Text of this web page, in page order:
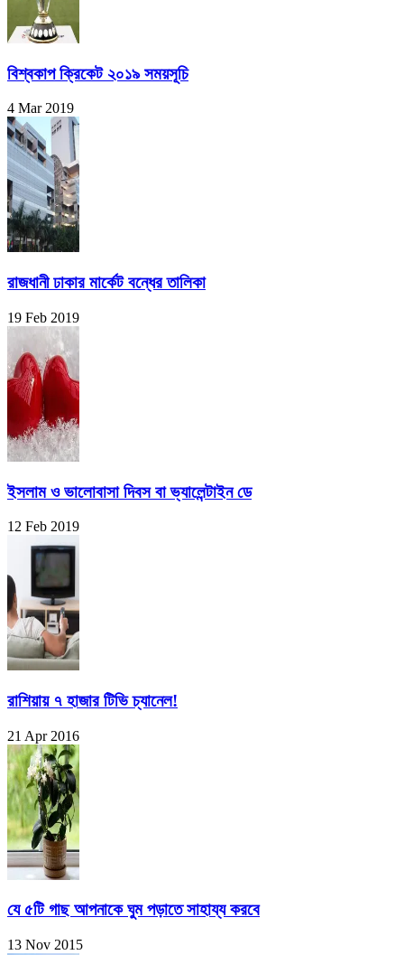
বিশ্বকাপ ক্রিকেট ২০১৯ সময়সূচি
4 Mar 2019
রাজধানী ঢাকার মার্কেট বন্ধের তালিকা
19 Feb 2019
ইসলাম ও ভালোবাসা দিবস বা ভ্যালেন্টাইন ডে
12 Feb 2019
রাশিয়ায় ৭ হাজার টিভি চ্যানেল!
21 Apr 2016
যে ৫টি গাছ আপনাকে ঘুম পড়াতে সাহায্য করবে
13 Nov 2015